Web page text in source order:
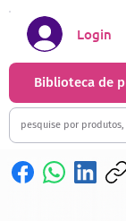
Biblioteca de
Login